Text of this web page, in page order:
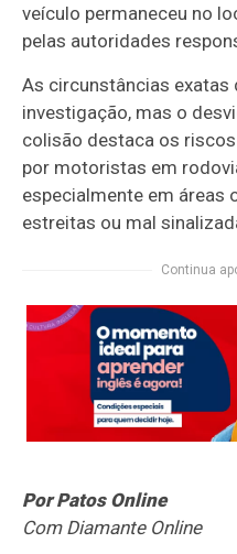
veículo permaneceu no
pelas autoridades
As circunstâncias
investigação, mas o
colisão destaca os
por motoristas em
especialmente em áreas
estreitas ou mal
Continua
Por Patos Online
Com Diamante Online